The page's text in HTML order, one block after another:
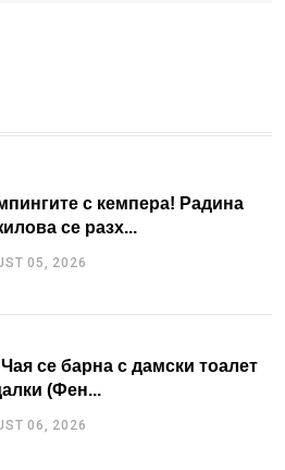
с кемпера! Радина
се разх...
05, 2026
се барна с дамски тоалет
(Фен...
06, 2026